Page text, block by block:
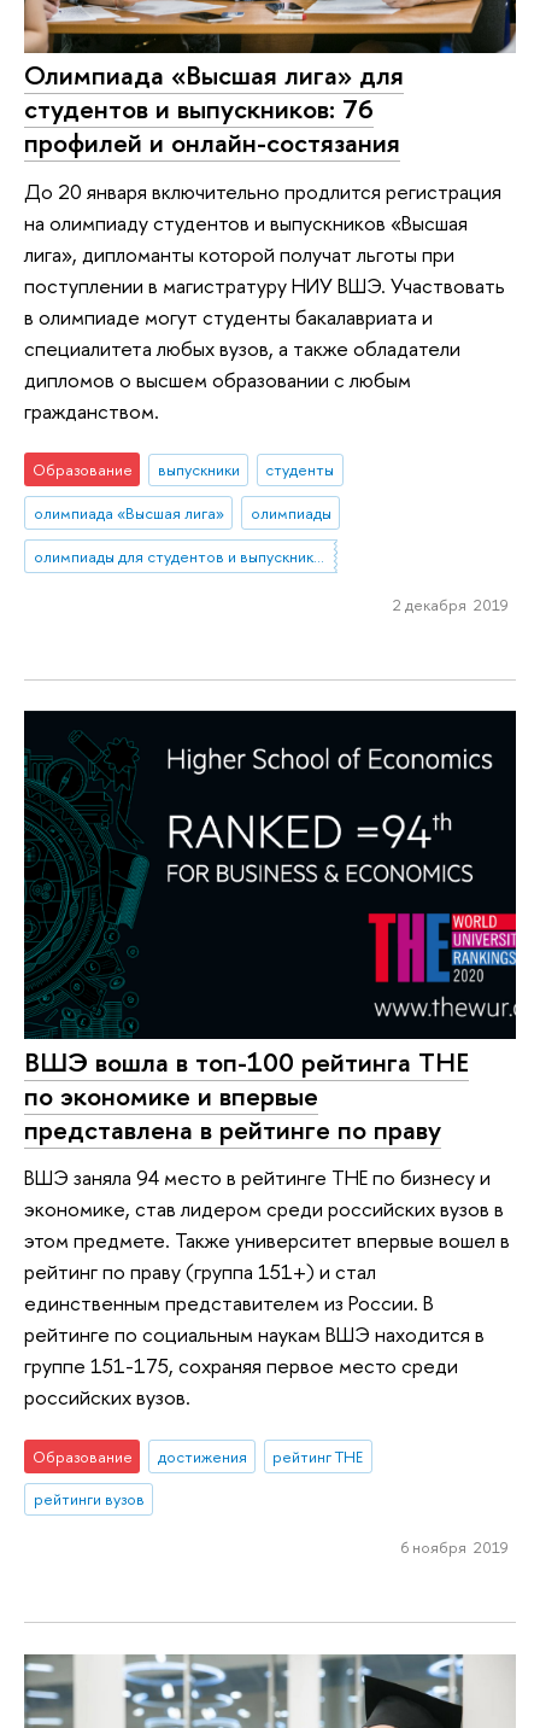
Олимпиада «Высшая лига» для
студентов и выпускников: 76
профилей и онлайн-состязания
До 20 января включительно продлится регистрация
на олимпиаду студентов и выпускников «Высшая
лига», дипломанты которой получат льготы при
поступлении в магистратуру НИУ ВШЭ. Участвовать
в олимпиаде могут студенты бакалавриата и
специалитета любых вузов, а также обладатели
дипломов о высшем образовании с любым
гражданством.
Образование выпускники
студенты
олимпиада «Высшая лига»
олимпиады
олимпиады для студентов и выпускников вузов
2 декабря 2019
ВШЭ вошла в топ-100 рейтинга ТНЕ
по экономике и впервые
представлена в рейтинге по праву
ВШЭ заняла 94 место в рейтинге ТНЕ по бизнесу и
экономике, став лидером среди российских вузов в
этом предмете. Также университет впервые вошел в
рейтинг по праву (группа 151+) и стал
единственным представителем из России. В
рейтинге по социальным наукам ВШЭ находится в
группе 151-175, сохраняя первое место среди
российских вузов.
Образование достижения
рейтинг THE
рейтинги вузов
6 ноября 2019